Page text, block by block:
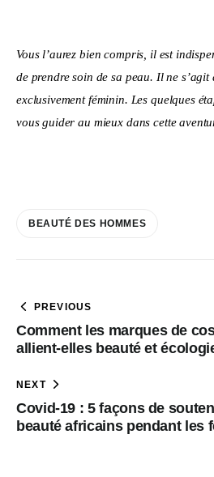
Vous l’aurez bien compris, il est
de prendre soin de sa peau. Il ne s’agit
exclusivement féminin. Les quelques
vous guider au mieux dans cette
BEAUTÉ DES HOMMES
PREVIOUS
Comment les marques de
allient-elles beauté et
NEXT
Covid-19 : 5 façons de
beauté africains pendant les